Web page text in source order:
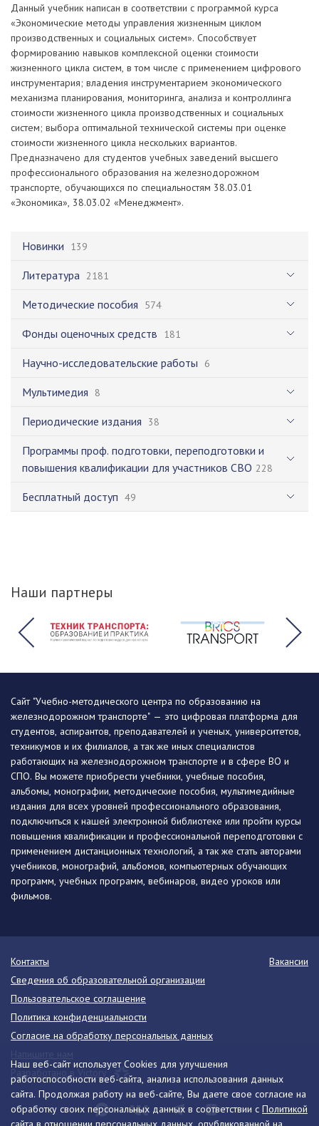
Новинки 139
Литература 2181
Методические пособия 574
Фонды оценочных средств 181
Научно-исследовательские работы 6
Мультимедия 8
Периодические издания 38
Программы проф. подготовки, переподготовки и
повышения квалификации для участников СВО 228
Бесплатный доступ 49
Данный учебник написан в соответствии с программой курса
«Экономические методы управления жизненным циклом
производственных и социальных систем». Способствует
формированию навыков комплексной оценки стоимости
жизненного цикла систем, в том числе с применением цифрового
инструментария; владения инструментарием экономического
механизма планирования, мониторинга, анализа и контроллинга
стоимости жизненного цикла производственных и социальных
систем; выбора оптимальной технической системы при оценке
стоимости жизненного цикла нескольких вариантов.
Предназначено для студентов учебных заведений высшего
профессионального образования на железнодорожном
транспорте, обучающихся по специальностям 38.03.01
«Экономика», 38.03.02 «Менеджмент».
Наши партнеры
Наш веб-сайт использует Cookies для улучшения
работоспособности веб-сайта, анализа использования данных
сайта. Продолжая работу на веб-сайте, Вы даете свое согласие на
обработку своих персональных данных в соответствии с Политикой
Сайт "Учебно-методического центра по образованию на
железнодорожном транспорте" — это цифровая платформа для
студентов, аспирантов, преподавателей и ученых, университетов,
техникумов и их филиалов, а так же иных специалистов
работающих на железнодорожном транспорте и в сфере ВО и
СПО. Вы можете приобрести учебники, учебные пособия,
альбомы, монографии, методические пособия, мультимедийные
издания для всех уровней профессионального образования,
подключиться к нашей электронной библиотеке или пройти курсы
повышения квалификации и профессиональной переподготовки с
применением дистанционных технологий, а так же стать авторами
учебников, монографий, альбомов, компьютерных обучающих
программ, учебных программ, вебинаров, видео уроков или
фильмов.
Контакты
Вакансии
Сведения об образовательной организации
Пользовательское соглашение
Политика конфиденциальности
Согласие на обработку персональных данных
Разработано в Victory